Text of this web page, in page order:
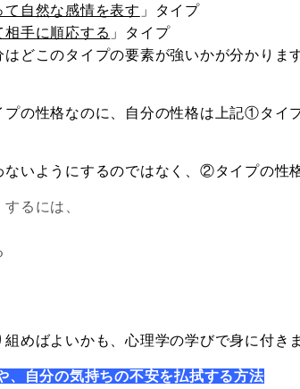
自然な感情を表す 」タイプ
相手に順応する 」タイプ
どこのタイプの要素が強いかが分かります
の性格なのに、自分の性格は上記①タイ
いようにするのではなく、②タイプの性
るには、
めばよいかも、心理学の学びで身に付き
、自分の気持ちの不安を払拭する方法